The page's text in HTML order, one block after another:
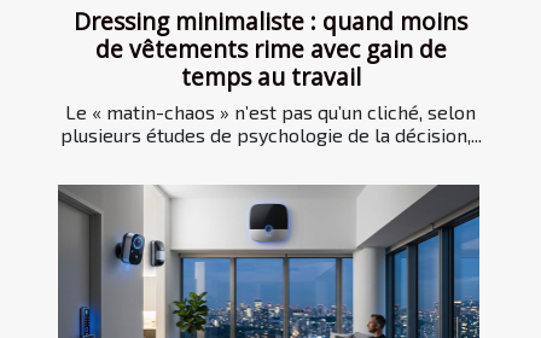
Dressing minimaliste : quand moins
de vêtements rime avec gain de
temps au travail
Le « matin-chaos » n’est pas qu’un cliché, selon
plusieurs études de psychologie de la décision,...